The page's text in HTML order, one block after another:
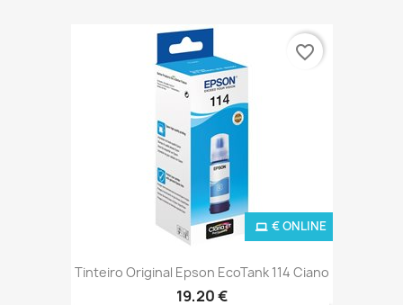
Tinteiro Original Epson EcoTank 114 Ciano
19,20 €
€ ONLINE
favorite_border